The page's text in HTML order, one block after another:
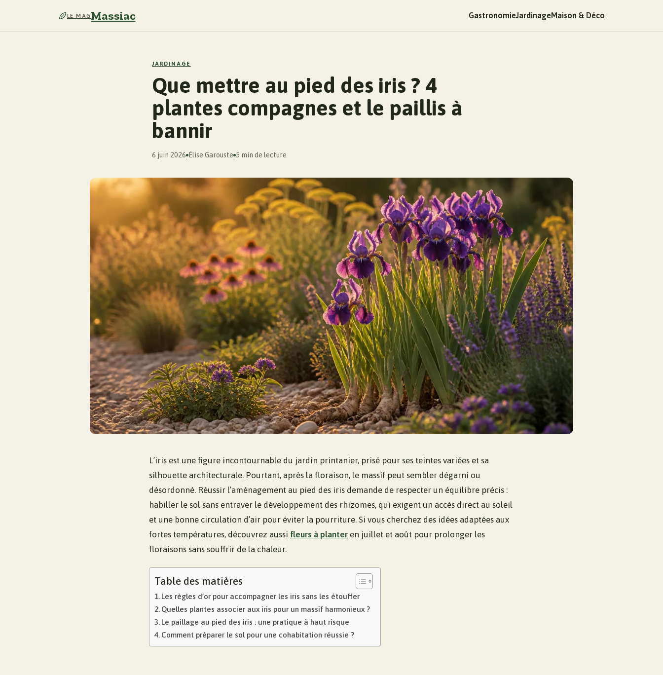
LE MAGMassiac GastronomieJardinageMaison & Déco
JARDINAGE
Que mettre au pied des iris ? 4
plantes compagnes et le paillis à
bannir
6 juin 2026
·
Élise Garouste
·
5 min de lecture
L’iris est une figure incontournable du jardin printanier, prisé pour ses teintes variées et sa
silhouette architecturale. Pourtant, après la floraison, le massif peut sembler dégarni ou
désordonné. Réussir l’aménagement au pied des iris demande de respecter un équilibre précis :
habiller le sol sans entraver le développement des rhizomes, qui exigent un accès direct au soleil
et une bonne circulation d’air pour éviter la pourriture. Si vous cherchez des idées adaptées aux
fortes températures, découvrez aussi fleurs à planter en juillet et août pour prolonger les
floraisons sans souffrir de la chaleur.
Table des matières
Les règles d’or pour accompagner les iris sans les étouffer
Quelles plantes associer aux iris pour un massif harmonieux ?
Le paillage au pied des iris : une pratique à haut risque
Comment préparer le sol pour une cohabitation réussie ?